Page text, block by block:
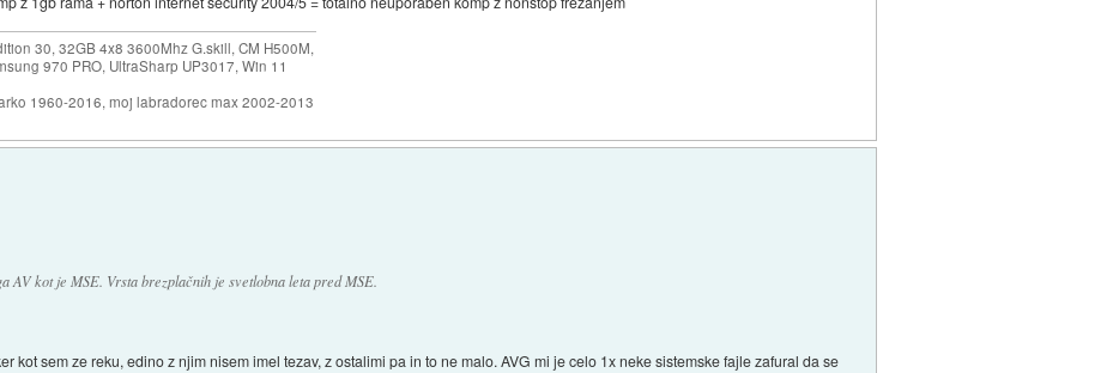
30, 32GB 4x8 3600Mhz G.skill, CM H500M,
970 PRO, UltraSharp UP3017, Win 11
1960-2016, moj labradorec max 2002-2013
AV kot je MSE. Vrsta brezplačnih je svetlobna leta pred MSE.
kot sem ze reku, edino z njim nisem imel tezav, z ostalimi pa in to ne malo. AVG mi je celo 1x neke sistemske fajle zafural da se